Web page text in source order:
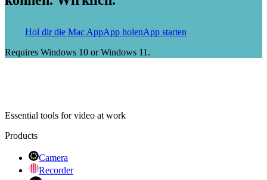
Hol dir die Mac AppApp holenApp starten
Requires Windows 10 or Windows 11.
Essential tools for video at work
Products
Camera
Recorder